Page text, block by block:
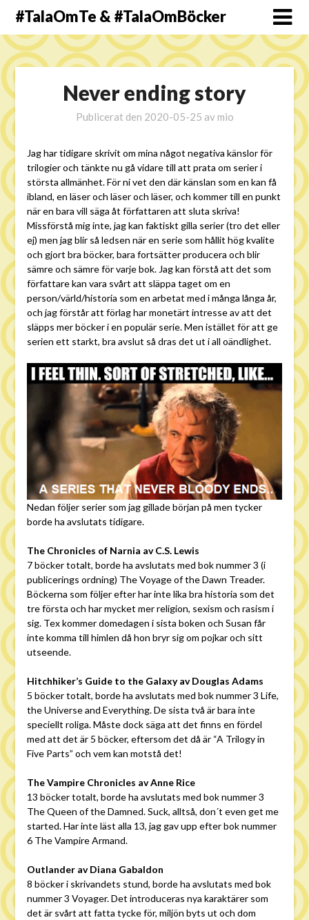
#TalaOmTe & #TalaOmBöcker
Never ending story
Publicerat den 2020-05-25 av mio
Jag har tidigare skrivit om mina något negativa känslor för
trilogier och tänkte nu gå vidare till att prata om serier i
största allmänhet. För ni vet den där känslan som en kan få
ibland, en läser och läser och läser, och kommer till en punkt
när en bara vill säga åt författaren att sluta skriva!
Missförstå mig inte, jag kan faktiskt gilla serier (tro det eller
ej) men jag blir så ledsen när en serie som hållit hög kvalite
och gjort bra böcker, bara fortsätter producera och blir
sämre och sämre för varje bok. Jag kan förstå att det som
författare kan vara svårt att släppa taget om en
person/värld/historia som en arbetat med i många långa år,
och jag förstår att förlag har monetärt intresse av att det
släpps mer böcker i en populär serie. Men istället för att ge
serien ett starkt, bra avslut så dras det ut i all oändlighet.
Nedan följer serier som jag gillade början på men tycker
borde ha avslutats tidigare.
The Chronicles of Narnia av C.S. Lewis
7 böcker totalt, borde ha avslutats med bok nummer 3 (i
publicerings ordning) The Voyage of the Dawn Treader.
Böckerna som följer efter har inte lika bra historia som det
tre första och har mycket mer religion, sexism och rasism i
sig. Tex kommer domedagen i sista boken och Susan får
inte komma till himlen då hon bryr sig om pojkar och sitt
utseende.
Hitchhiker’s Guide to the Galaxy av Douglas Adams
5 böcker totalt, borde ha avslutats med bok nummer 3 Life,
the Universe and Everything. De sista två är bara inte
speciellt roliga. Måste dock säga att det finns en fördel
med att det är 5 böcker, eftersom det då är “A Trilogy in
Five Parts” och vem kan motstå det!
The Vampire Chronicles av Anne Rice
13 böcker totalt, borde ha avslutats med bok nummer 3
The Queen of the Damned. Suck, alltså, don´t even get me
started. Har inte läst alla 13, jag gav upp efter bok nummer
6 The Vampire Armand.
Outlander av Diana Gabaldon
8 böcker i skrivandets stund, borde ha avslutats med bok
nummer 3 Voyager. Det introduceras nya karaktärer som
det är svårt att fatta tycke för, miljön byts ut och dom